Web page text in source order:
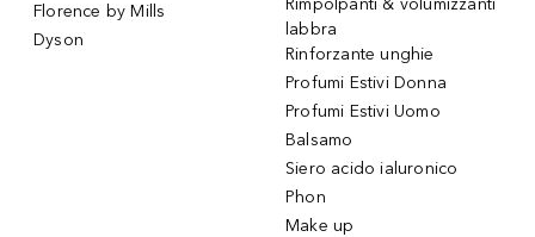
Florence by Mills
Dyson
Rimpolpanti & volumizzanti
labbra
Rinforzante unghie
Profumi Estivi Donna
Profumi Estivi Uomo
Balsamo
Siero acido ialuronico
Phon
Make up